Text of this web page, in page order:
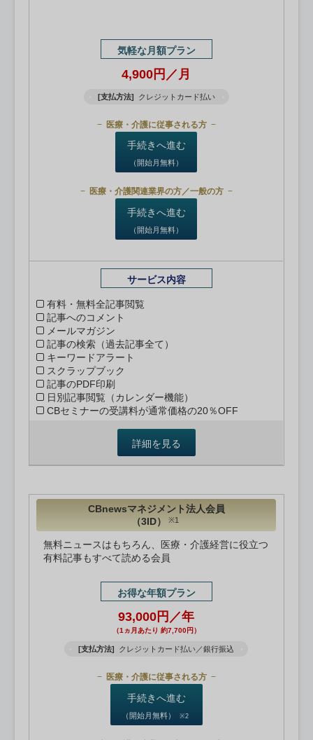
気軽な月額プラン
4,900円／月
[支払方法] クレジットカード払い
医療・介護に従事される方
手続きへ進む
（開始月無料）
医療・介護関連業界の方／一般の方
手続きへ進む
（開始月無料）
サービス内容
有料・無料全記事閲覧
記事へのコメント
メールマガジン
記事の検索（過去記事全て）
キーワードアラート
スクラップブック
記事のPDF印刷
日別記事閲覧（カレンダー機能）
CBセミナーの受講料が通常価格の20％OFF
詳細を見る
CBnewsマネジメント法人会員
（3ID）
※1
無料ニュースはもちろん、医療・介護経営に役立つ
有料記事もすべて読める会員
お得な年額プラン
93,000円／年
（1ヵ月あたり 約7,700円）
[支払方法] クレジットカード払い／銀行振込
医療・介護に従事される方
手続きへ進む
（開始月無料） ※2